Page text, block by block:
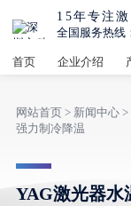
15年专注
全国服务热线
首页 企业介绍
网站首页> 新闻中心>
强力制冷降温
YAG激光器水